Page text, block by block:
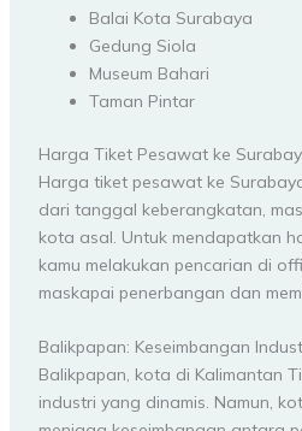
Balai Kota Surabaya
Gedung Siola
Museum Bahari
Taman Pintar
Harga Tiket Pesawat ke
Harga tiket pesawat ke
dari tanggal keberangkatan,
kota asal. Untuk mendapatkan
kamu melakukan pencarian di
maskapai penerbangan dan
Balikpapan: Keseimbangan
Balikpapan, kota di Kalimantan
industri yang dinamis. Namun,